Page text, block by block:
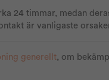
24 timmar, medan
är vanligaste
generellt, om